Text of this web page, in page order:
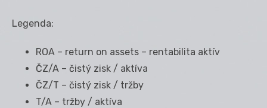
Legenda:
ROA – return on assets – rentabilita aktív
ČZ/A – čistý zisk / aktíva
ČZ/T – čistý zisk / tržby
T/A – tržby / aktíva